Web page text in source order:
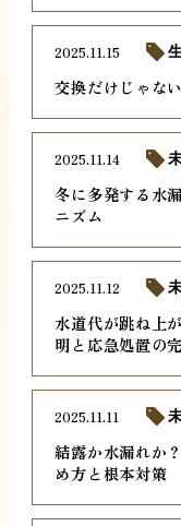
交換だけじゃな
2025.11.15
冬に多発する水
ニズム
2025.11.14
水道代が跳ね上
明と応急処置の
2025.11.12
結露か水漏れか
め方と根本対策
2025.11.11